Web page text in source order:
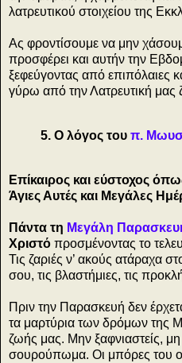
λατρευτικού στοιχείου της
Ας φροντίσουμε να μην
προσφέρει και αυτήν την
ξεφεύγοντας από επιπόλαιες
γύρω από την Λατρευτική μας
5. Ο λόγος του π.
Επίκαιρος και εύστοχος
Άγιες Αυτές και Μεγάλες
Πάντα τη Μεγάλη
Χριστό προσμένοντας το
Τις ζαριές ν’ ακούς ατάραχα
σου, τις βλαστήμιες, τις
Πριν την Παρασκευή δεν
τα μαρτύρια των δρόμων της
ζωής μας. Μην ξαφνιαστείς,
σουρούπωμα. Οι μπόρες του